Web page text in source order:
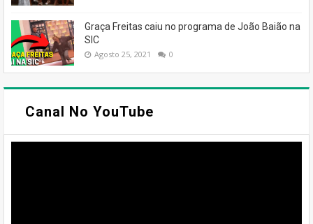
Graça Freitas caiu no programa de João Baião na
SIC
Agosto 25, 2021 0
Canal No YouTube